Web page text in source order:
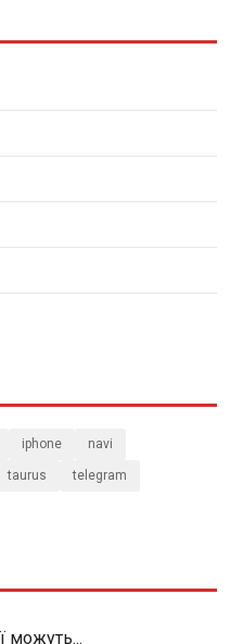
iphone navi
taurus telegram
можуть...